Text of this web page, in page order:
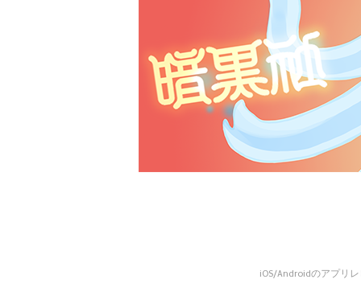
iOS/Androidのアプリ